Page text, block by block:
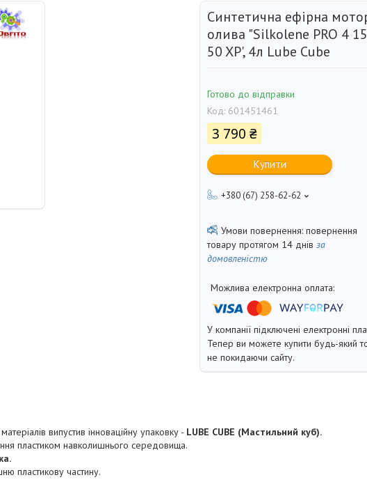
Синтетична ефірна
олива "Silkolene PRO 4
50 XP', 4л Lube Cube
Готово до відправки
Код: 601451461
3 790 ₴
Купити
+380 (67) 258-62-62
повернення
товару протягом 14 днів за
домовленістю
У компанії підключені електронні
Тепер ви можете купити будь-який
не покидаючи сайту.
випустив інноваційну упаковку - LUBE CUBE (Мастильний куб).
пластиком навколишнього середовища.
пластикову частину.